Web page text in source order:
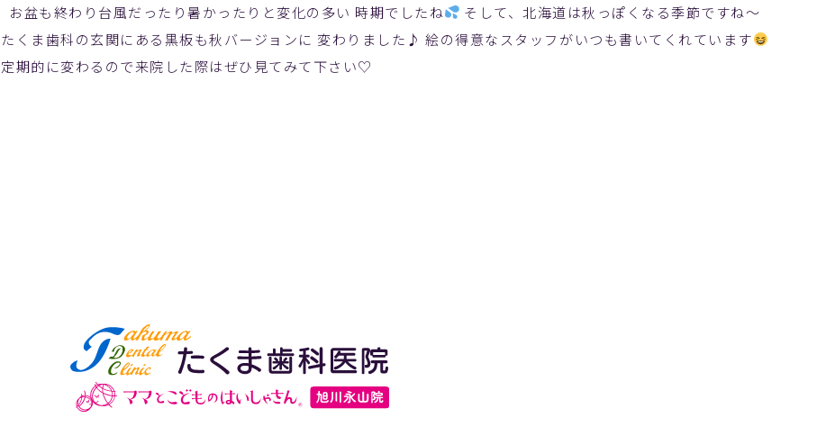
お盆も終わり台風だったり暑かったりと変化の多い 時期でしたね
そして、北海道は秋っぽくなる季節ですね～
たくま歯科の玄関にある黒板も秋バージョンに 変わりました♪ 絵の得意なスタッフがいつも書いてくれています
定期的に変わるので来院した際はぜひ見てみて下さい♡